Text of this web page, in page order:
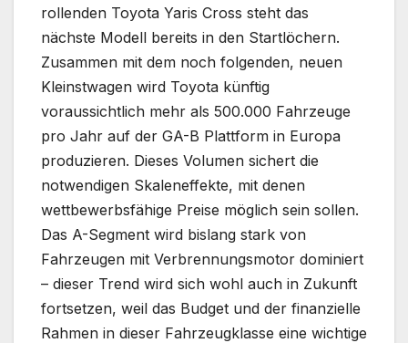
rollenden Toyota Yaris Cross steht das
nächste Modell bereits in den Startlöchern.
Zusammen mit dem noch folgenden, neuen
Kleinstwagen wird Toyota künftig
voraussichtlich mehr als 500.000 Fahrzeuge
pro Jahr auf der GA-B Plattform in Europa
produzieren. Dieses Volumen sichert die
notwendigen Skaleneffekte, mit denen
wettbewerbsfähige Preise möglich sein sollen.
Das A-Segment wird bislang stark von
Fahrzeugen mit Verbrennungsmotor dominiert
– dieser Trend wird sich wohl auch in Zukunft
fortsetzen, weil das Budget und der finanzielle
Rahmen in dieser Fahrzeugklasse eine wichtige